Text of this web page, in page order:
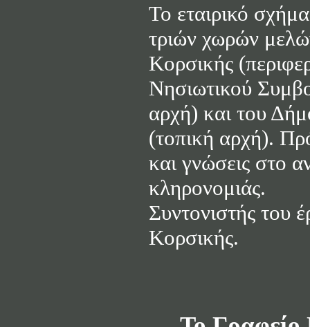
Το εταιρικό
τριών χωρών
Κορσικής
Νησιωτικού
αρχή) και του
(τοπική αρχή).
και γνώσεις στο
κληρονομιάς.
Συντονιστής του
Κορσικής.